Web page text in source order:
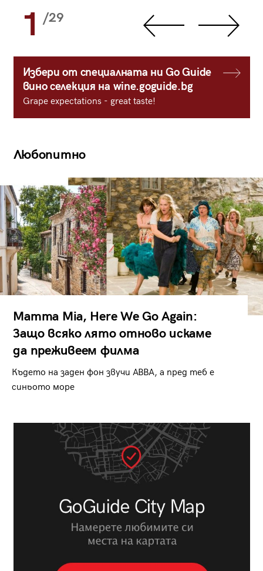
1 /29
Избери от специалната ни Go Guide
вино селекция на wine.goguide.bg
Grape expectations - great taste!
Любопитно
Mamma Mia, Here We Go Again:
Защо всяко лято отново искаме
да преживеем филма
Където на заден фон звучи ABBA, а пред теб е
синьото море